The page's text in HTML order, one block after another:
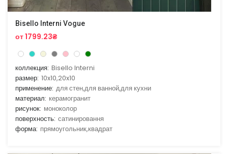
Bisello Interni Vogue
от 1799.23₴
коллекция: Bisello Interni
размер: 10x10,20x10
применение: для стен,для ванной,для кухни
материал: керамогранит
рисунок: моноколор
поверхность: сатинировання
форма: прямоугольник,квадрат